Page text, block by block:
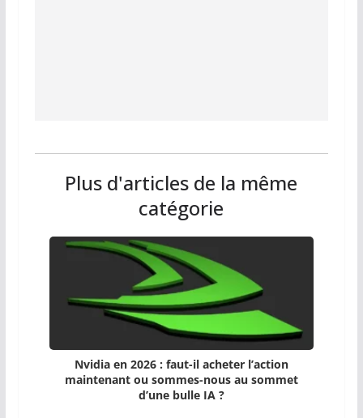
Plus d'articles de la même
catégorie
Nvidia en 2026 : faut-il acheter l’action
maintenant ou sommes-nous au sommet
d’une bulle IA ?